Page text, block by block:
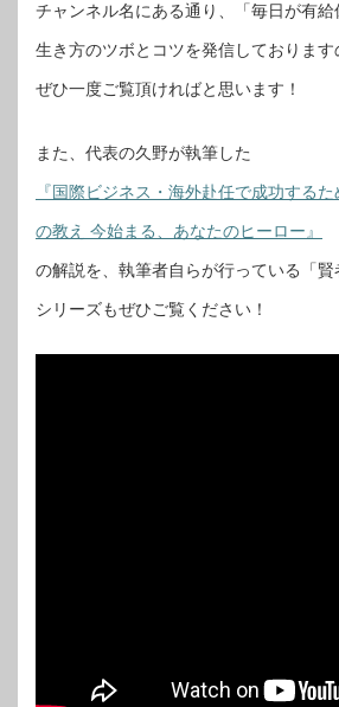
チャンネル名にある通り、「毎日が有
生き方のツボとコツを発信しております
ぜひ一度ご覧頂ければと思います！
また、代表の久野が執筆した
『国際ビジネス・海外赴任で成功する
の教え 今始まる、あなたのヒーロー』
の解説を、執筆者自らが行っている「賢
シリーズもぜひご覧ください！